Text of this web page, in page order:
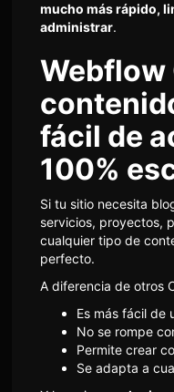
mucho más rápido,
administrar.
Webflow
fácil de
100%
Si tu sitio necesita
servicios, proyectos,
cualquier tipo de
perfecto.
A diferencia de otros
Es más fácil de
No se rompe
Permite crear
Se adapta a